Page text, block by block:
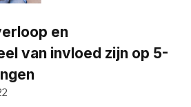
en
van invloed zijn op 5-